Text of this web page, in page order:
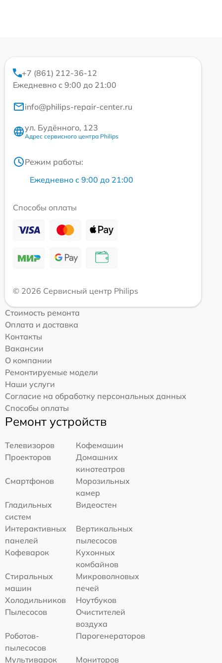
+7 (861) 212-36-12
Ежедневно с 9:00 до 21:00
info@philips-repair-center.ru
ул. Будённого, 123
Адрес сервисного центра Philips
Режим работы:
Ежедневно с 9:00 до 21:00
Способы оплаты
© 2026 Сервисный центр Philips
Стоимость ремонта
Оплата и доставка
Контакты
Вакансии
О компании
Ремонтируемые модели
Наши услуги
Согласие на обработку персональных данных
Способы оплаты
Ремонт устройств
Телевизоров
Кофемашин
Проекторов
Домашних
кинотеатров
Смартфонов
Морозильных
камер
Гладильных
систем
Видеостен
Интерактивных
панелей
Вертикальных
пылесосов
Кофеварок
Кухонных
комбайнов
Стиральных
машин
Микроволновых
печей
Холодильников
Ноутбуков
Пылесосов
Очистителей
воздуха
Роботов-
пылесосов
Парогенераторов
Мультиварок Мониторов